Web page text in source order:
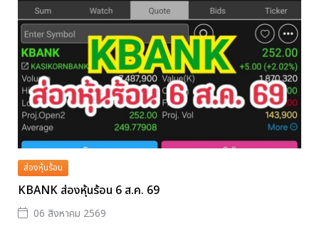
ส่องหุ้นร้อน
KBANK ส่องหุ้นร้อน 6 ส.ค. 69
06 สิงหาคม 2569